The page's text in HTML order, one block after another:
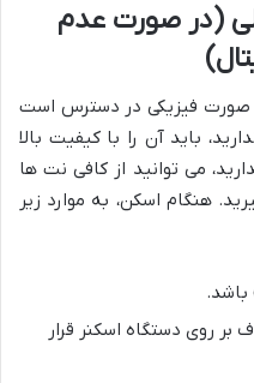
(در صورت عدم
صورت فیزیکی در دسترس است
باید آن را با کیفیت بالا
می توانید از کافی نت ها
هنگام اسکن، به موارد زیر
روی دستگاه اسکنر قرار